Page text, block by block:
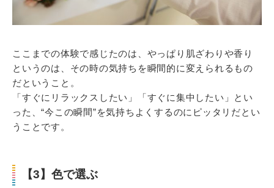
ここまでの体験で感じたのは、やっぱり肌ざわりや香り
というのは、その時の気持ちを瞬間的に変えられるもの
だということ。
「すぐにリラックスしたい」「すぐに集中したい」とい
った、“今この瞬間”を気持ちよくするのにピッタリだとい
うことです。
【3】色で選ぶ